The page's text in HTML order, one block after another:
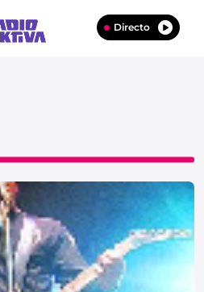
Directo